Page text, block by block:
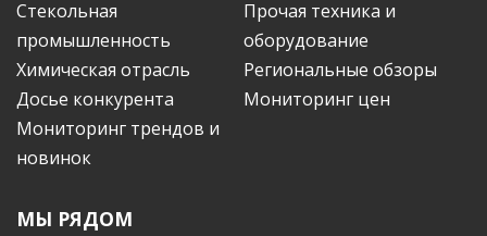
Стекольная
промышленность
Прочая техника и
оборудование
Химическая отрасль
Региональные обзоры
Досье конкурента
Мониторинг цен
Мониторинг трендов и
новинок
МЫ РЯДОМ